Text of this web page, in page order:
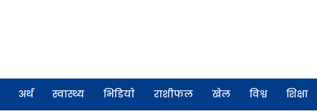
अर्थ स्वास्थ्य भिडियाे राशीफल खेल विश्व शिक्षा